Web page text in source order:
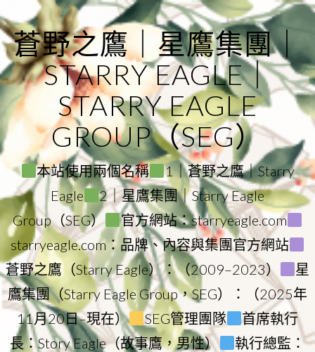
to
content
蒼野之鷹｜星鷹集團｜
STARRY EAGLE｜
STARRY EAGLE
GROUP（SEG）
本站使用兩個名稱
1｜蒼野之鷹｜Starry
Eagle
2｜星鷹集團｜Starry Eagle
Group（SEG）
官方網站：starryeagle.com
starryeagle.com：品牌、內容與集團官方網站
蒼野之鷹（Starry Eagle）：（2009–2023）
星
鷹集團（Starry Eagle Group，SEG）：（2025年
11月20日–現在）
SEG管理團隊
首席執行
長：Story Eagle（故事鷹，男性）
執行總監：